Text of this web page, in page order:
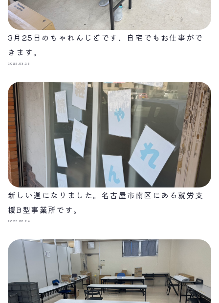
3月25日のちゃれんじどです、自宅でもお仕事がで
きます。
2025.03.25
新しい週になりました。名古屋市南区にある就労支
援B型事業所です。
2025.03.24